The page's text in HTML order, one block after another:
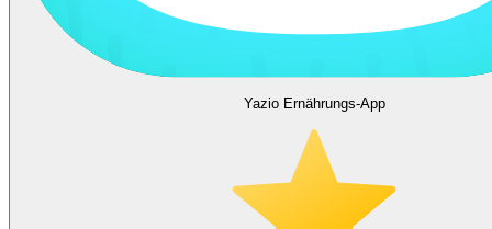
Yazio Ernährungs-App